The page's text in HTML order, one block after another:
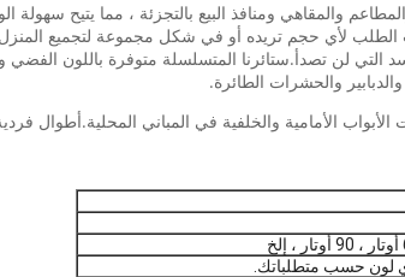
والمقاهي ومنافذ البيع بالتجزئة ، مما يتيح
الطلب لأي حجم تريده أو في شكل مجموعة لتجميع
لن تصدأ.ستائرنا المتسلسلة متوفرة باللون
والحشرات الطائرة.
الأمامية والخلفية في المباني المحلية.أطوال
لون حسب متطلباتك.